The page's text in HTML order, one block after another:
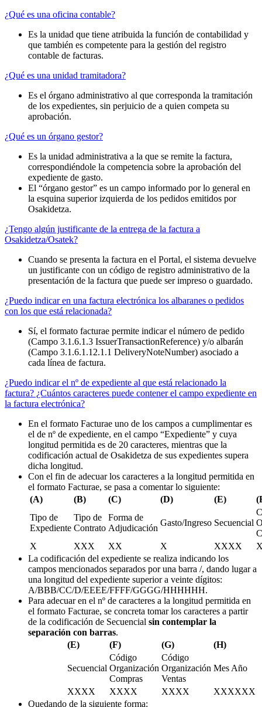
¿Qué es una oficina contable?
Es la unidad que tiene atribuida la función de contabilidad y
que también es competente para la gestión del registro
contable de facturas.
¿Qué es una unidad tramitadora?
Es el órgano administrativo al que corresponda la tramitación
de los expedientes, sin perjuicio de a quien competa su
aprobación.
¿Qué es un órgano gestor?
Es la unidad administrativa a la que se remite la factura,
correspondiéndole la competencia sobre la aprobación del
expediente de gasto.
El “órgano gestor” es un campo informado por lo general en
la esquina superior izquierda de los pedidos emitidos por
Osakidetza.
¿Tengo algún justificante de la entrega de la factura a
Osakidetza/Osatek?
Cuando se presenta la factura en el Portal, el sistema devuelve
un justificante con un código de registro administrativo de la
presentación de la factura que puede ser impreso o guardado.
¿Puedo indicar en una factura electrónica los albaranes o pedidos
con los que está relacionada?
Sí, el formato facturae permite indicar el número de pedido
(Campo 3.1.6.1.3 IssuerTransactionReference) y/o albarán
(Campo 3.1.6.1.12.1.1 DeliveryNoteNumber) asociado a
cada línea de factura.
¿Puedo indicar el nº de expediente al que está relacionado la
factura? ¿Cuántos caracteres puede contener el campo expediente en
la factura electrónica?
En el formato Facturae uno de los campos a cumplimentar es
el de nº de expediente, en el campo “Expediente” y cuya
longitud permitida es de 20 caracteres, mientras que la
codificación actual de Osakidetza de sus expedientes supera
dicha longitud.
Con el fin de adecuar los caracteres a la longitud permitida en
el formato Facturae, se pasa a comentar lo siguiente:
(A)
(B) (C) (D) (E)
Tipo de
Expediente
Tipo de
Contrato
Forma de
Adjudicación
Gasto/Ingreso Secuencial
X
XXX XX X XXXX
La codificación del expediente se realiza indicando los
campos mencionados separados por una barra /, dando lugar a
una longitud del expediente superior a veinte dígitos:
A/BBB/CC/D/EEEE/FFFF/GGGG/HHHHHH.
Para adecuar en el nº de caracteres a la longitud permitida en
el formato Facturae, se concreta tomar los caracteres a partir
de la codificación de Secuencial sin contemplar la
separación con barras.
(E)
(F) (G) (H)
Secuencial
Código
Organización
Compras
Código
Organización
Ventas
Mes Año
XXXX XXXX XXXX
XXXXXX
Quedando de la siguiente forma: